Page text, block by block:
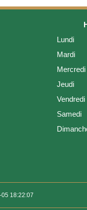
Lundi
Mardi
Mercredi
Jeudi
Vendredi
Samedi
18:22:07